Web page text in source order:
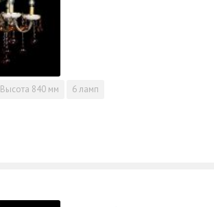
Высота 840 мм 6 ламп